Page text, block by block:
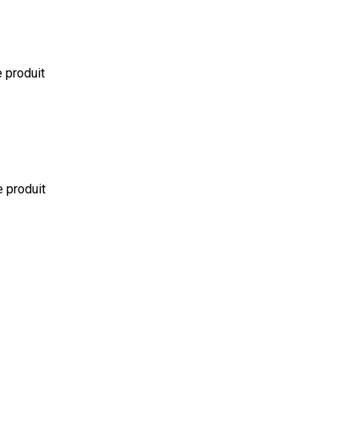
produit
produit